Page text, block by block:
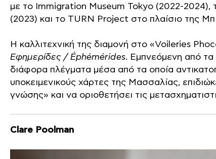
με το Immigration Museum Tokyo (2022-
(2023) και το TURN Project στο πλαίσιο της
Η καλλιτεχνική της διαμονή στο «Voileries
Εφημερίδες / Éphémérides. Εμπνεόμενη από τα
διάφορα πλέγματα μέσα από τα οποία
υποκειμενικούς χάρτες της Μασσαλίας,
γνώσης» και να οριοθετήσει τις
Clare Poolman